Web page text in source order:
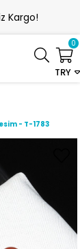
Kargo!
TRY
0
- T-1783